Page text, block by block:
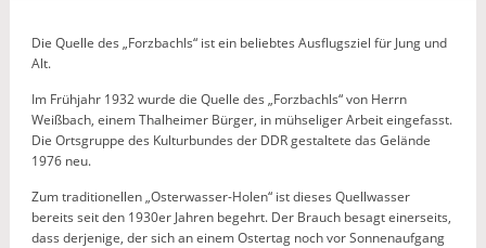
Die Quelle des „Forzbachls“ ist ein beliebtes Ausflugsziel für Jung und
Alt.
Im Frühjahr 1932 wurde die Quelle des „Forzbachls“ von Herrn
Weißbach, einem Thalheimer Bürger, in mühseliger Arbeit eingefasst.
Die Ortsgruppe des Kulturbundes der DDR gestaltete das Gelände
1976 neu.
Zum traditionellen „Osterwasser-Holen“ ist dieses Quellwasser
bereits seit den 1930er Jahren begehrt. Der Brauch besagt einerseits,
dass derjenige, der sich an einem Ostertag noch vor Sonnenaufgang